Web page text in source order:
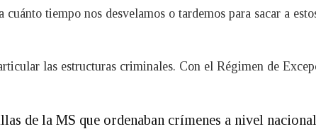
tiempo nos desvelamos o tardemos para sacar a
las estructuras criminales. Con el Régimen de
de la MS que ordenaban crímenes a nivel nacional